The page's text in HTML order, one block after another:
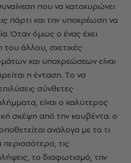
που να κατοχυρώνει
πάρτι και την υποχρέωση να
Όταν όμως ο ένας έχει
άλλου, σχετικές
και υποχρεώσεων είναι
η ένταση. Tο να
σύνθετες
είναι ο καλύτερος
σκέψη από την κουβέντα: ο
ανάλογα με το τι
τις
το διαφωτισμό, την